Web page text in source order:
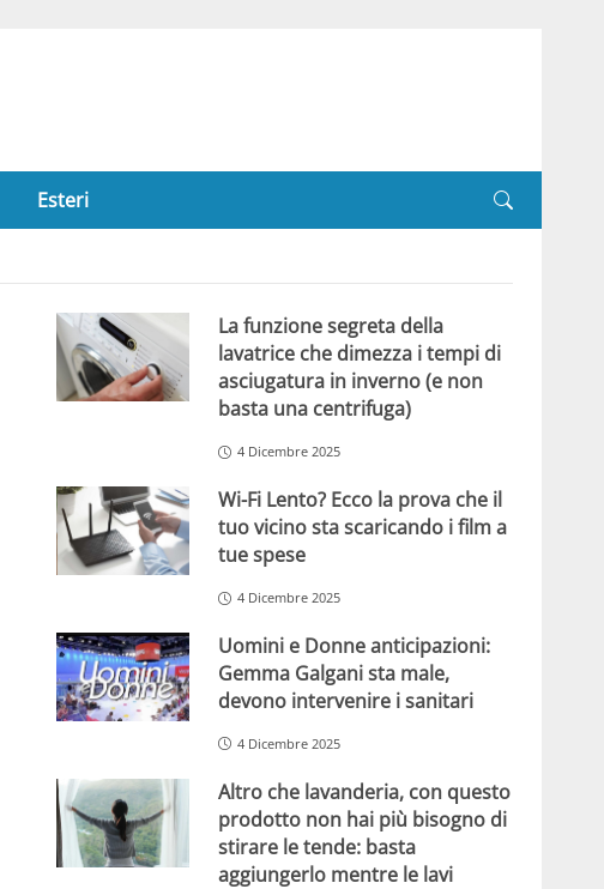
Esteri
La funzione segreta della
lavatrice che dimezza i tempi di
asciugatura in inverno (e non
basta una centrifuga)
4 Dicembre 2025
Wi-Fi Lento? Ecco la prova che il
tuo vicino sta scaricando i film a
tue spese
4 Dicembre 2025
Uomini e Donne anticipazioni:
Gemma Galgani sta male,
devono intervenire i sanitari
4 Dicembre 2025
Altro che lavanderia, con questo
prodotto non hai più bisogno di
stirare le tende: basta
aggiungerlo mentre le lavi